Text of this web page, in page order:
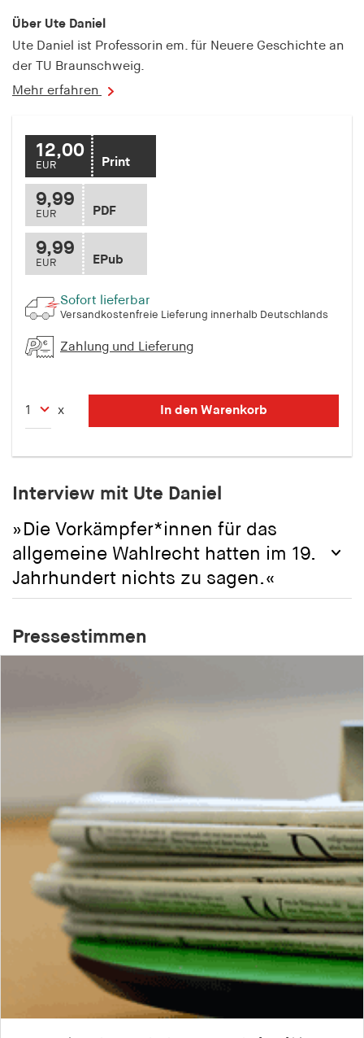
Über Ute Daniel
Ute Daniel ist Professorin em. für Neuere Geschichte an
der TU Braunschweig.
Mehr erfahren
12,00
EUR Print
9,99
EUR PDF
9,99
EUR EPub
Sofort lieferbar
Versandkostenfreie Lieferung innerhalb Deutschlands
Zahlung und Lieferung
x In den Warenkorb
Interview mit Ute Daniel
»Die Vorkämpfer*innen für das
allgemeine Wahlrecht hatten im 19.
Jahrhundert nichts zu sagen.«
Pressestimmen
Cookie Laufzeit:
7 Tage